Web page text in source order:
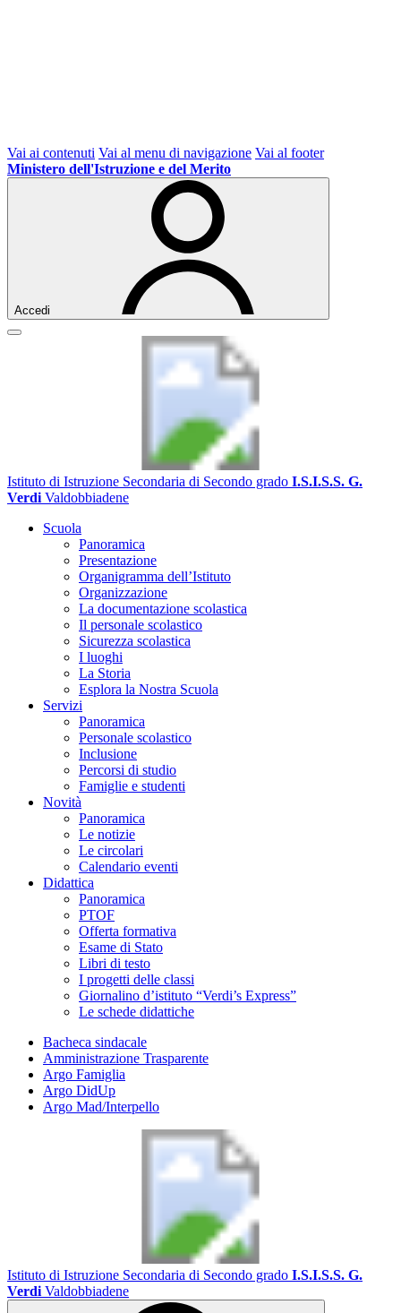
Vai ai contenuti Vai al menu di navigazione Vai al footer
Ministero dell'Istruzione e del Merito
Accedi
Istituto di Istruzione Secondaria di Secondo grado I.S.I.S.S. G.
Verdi Valdobbiadene
Scuola
Panoramica
Presentazione
Organigramma dell’Istituto
Organizzazione
La documentazione scolastica
Il personale scolastico
Sicurezza scolastica
I luoghi
La Storia
Esplora la Nostra Scuola
Servizi
Panoramica
Personale scolastico
Inclusione
Percorsi di studio
Famiglie e studenti
Novità
Panoramica
Le notizie
Le circolari
Calendario eventi
Didattica
Panoramica
PTOF
Offerta formativa
Esame di Stato
Libri di testo
I progetti delle classi
Giornalino d’istituto “Verdi’s Express”
Le schede didattiche
Bacheca sindacale
Amministrazione Trasparente
Argo Famiglia
Argo DidUp
Argo Mad/Interpello
Istituto di Istruzione Secondaria di Secondo grado I.S.I.S.S. G.
Verdi Valdobbiadene